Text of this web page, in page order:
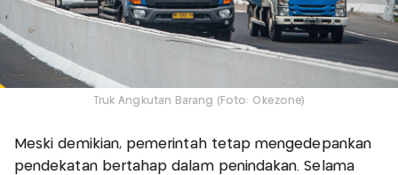
Truk Angkutan Barang (Foto: Okezone)
Meski demikian, pemerintah tetap mengedepankan
pendekatan bertahap dalam penindakan. Selama